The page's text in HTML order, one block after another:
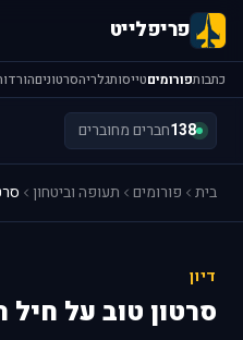
פריפלייט
כתבותפורומיםטייסותגלריהסרטונים
138חברים מחוברים
בית פורומים תעופה וביטחון
דיון
סרטון טוב על חיל